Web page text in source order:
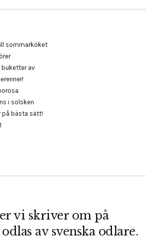
sommarköket
buketter av
i solsken
på bästa sätt!
vi skriver om på
av svenska odlare.